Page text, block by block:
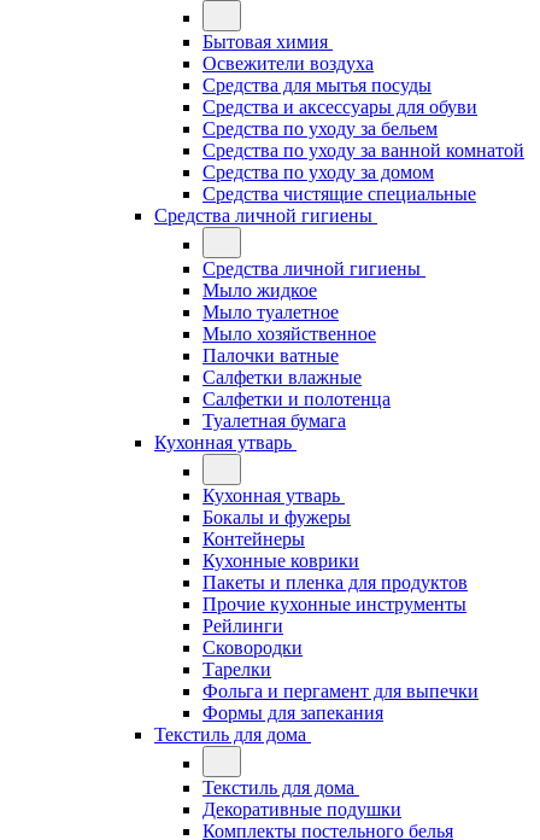
Бытовая химия
Освежители воздуха
Средства для мытья посуды
Средства и аксессуары для обуви
Средства по уходу за бельем
Средства по уходу за ванной комнатой
Средства по уходу за домом
Средства чистящие специальные
Средства личной гигиены
Средства личной гигиены
Мыло жидкое
Мыло туалетное
Мыло хозяйственное
Палочки ватные
Салфетки влажные
Салфетки и полотенца
Туалетная бумага
Кухонная утварь
Кухонная утварь
Бокалы и фужеры
Контейнеры
Кухонные коврики
Пакеты и пленка для продуктов
Прочие кухонные инструменты
Рейлинги
Сковородки
Тарелки
Фольга и пергамент для выпечки
Формы для запекания
Текстиль для дома
Текстиль для дома
Декоративные подушки
Комплекты постельного белья